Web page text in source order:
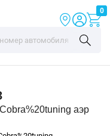
0
аэр